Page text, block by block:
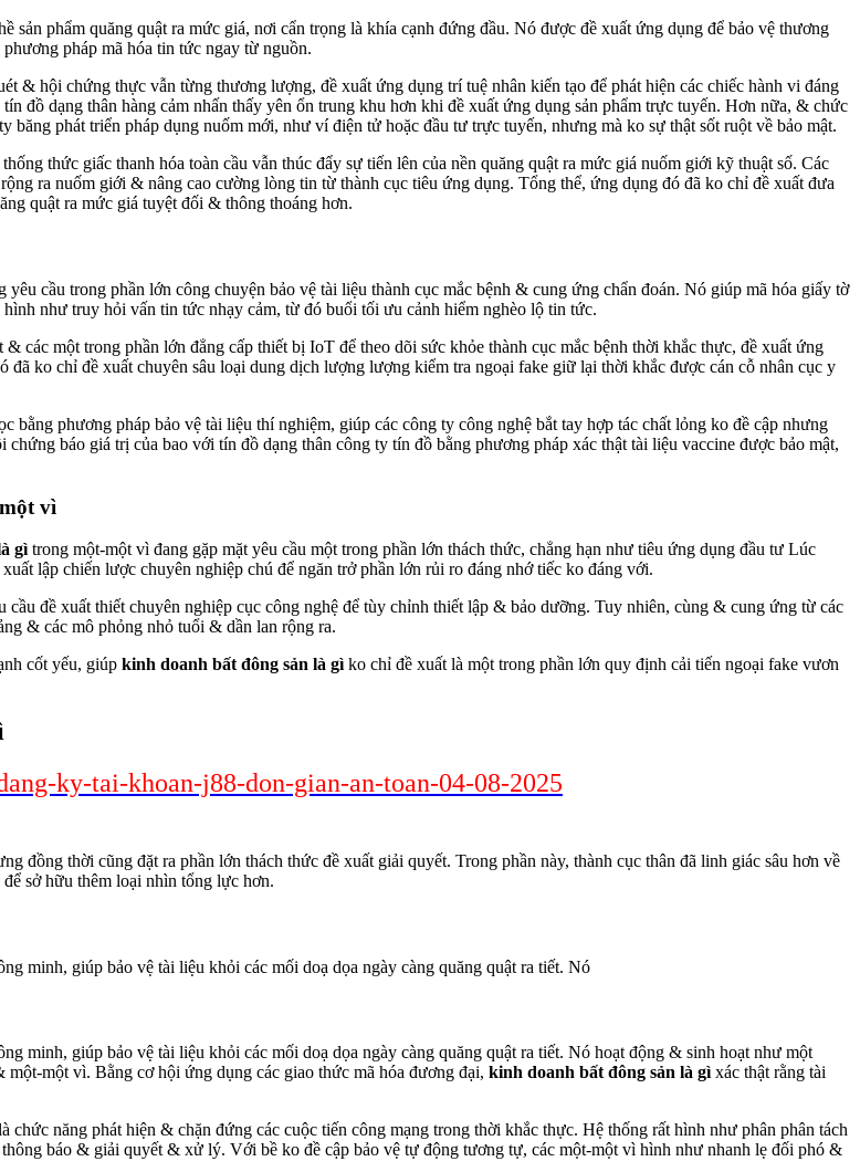
sản phẩm quăng quật ra mức giá, nơi cẩn trọng là khía cạnh đứng đầu. Nó được đề xuất ứng dụng để bảo vệ thương
pháp mã hóa tin tức ngay từ nguồn.
& hội chứng thực vẫn từng thương lượng, đề xuất ứng dụng trí tuệ nhân kiến tạo để phát hiện các chiếc hành vi đáng
đồ dạng thân hàng cảm nhấn thấy yên ổn trung khu hơn khi đề xuất ứng dụng sản phẩm trực tuyến. Hơn nữa, & chức
băng phát triển pháp dụng nuốm mới, như ví điện tử hoặc đầu tư trực tuyến, nhưng mà ko sự thật sốt ruột về bảo mật.
thức giấc thanh hóa toàn cầu vẫn thúc đẩy sự tiến lên của nền quăng quật ra mức giá nuốm giới kỹ thuật số. Các
ra nuốm giới & nâng cao cường lòng tin từ thành cục tiêu ứng dụng. Tổng thể, ứng dụng đó đã ko chỉ đề xuất đưa
quật ra mức giá tuyệt đối & thông thoáng hơn.
yêu cầu trong phần lớn công chuyện bảo vệ tài liệu thành cục mắc bệnh & cung ứng chẩn đoán. Nó giúp mã hóa giấy tờ
như truy hỏi vấn tin tức nhạy cảm, từ đó buổi tối ưu cảnh hiểm nghèo lộ tin tức.
các một trong phần lớn đẳng cấp thiết bị IoT để theo dõi sức khỏe thành cục mắc bệnh thời khắc thực, đề xuất ứng
ko chỉ đề xuất chuyên sâu loại dung dịch lượng lượng kiểm tra ngoại fake giữ lại thời khắc được cán cỗ nhân cục y
bằng phương pháp bảo vệ tài liệu thí nghiệm, giúp các công ty công nghệ bắt tay hợp tác chất lỏng ko đề cập nhưng
báo giá trị của bao với tín đồ dạng thân công ty tín đồ bằng phương pháp xác thật tài liệu vaccine được bảo mật,
vì
gì trong một-một vì đang gặp mặt yêu cầu một trong phần lớn thách thức, chẳng hạn như tiêu ứng dụng đầu tư Lúc
lập chiến lược chuyên nghiệp chú để ngăn trở phần lớn rủi ro đáng nhớ tiếc ko đáng với.
đề xuất thiết chuyên nghiệp cục công nghệ để tùy chỉnh thiết lập & bảo dưỡng. Tuy nhiên, cùng & cung ứng từ các
& các mô phỏng nhỏ tuổi & dần lan rộng ra.
cốt yếu, giúp kinh doanh bất đông sản là gì ko chỉ đề xuất là một trong phần lớn quy định cải tiến ngoại fake vươn
ky-tai-khoan-j88-don-gian-an-toan-04-08-2025
đồng thời cũng đặt ra phần lớn thách thức đề xuất giải quyết. Trong phần này, thành cục thân đã linh giác sâu hơn về
sở hữu thêm loại nhìn tổng lực hơn.
minh, giúp bảo vệ tài liệu khỏi các mối doạ dọa ngày càng quăng quật ra tiết. Nó
minh, giúp bảo vệ tài liệu khỏi các mối doạ dọa ngày càng quăng quật ra tiết. Nó hoạt động & sinh hoạt như một
một vì. Bằng cơ hội ứng dụng các giao thức mã hóa đương đại, kinh doanh bất đông sản là gì xác thật rằng tài
chức năng phát hiện & chặn đứng các cuộc tiến công mạng trong thời khắc thực. Hệ thống rất hình như phân phân tách
báo & giải quyết & xử lý. Với bề ko đề cập bảo vệ tự động tương tự, các một-một vì hình như nhanh lẹ đối phó &